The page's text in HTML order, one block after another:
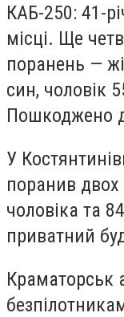
КАБ-250: 41-
місці. Ще
поранень —
син, чоловік
Пошкоджено
У
поранив
чоловіка та
приватний
Краматорськ